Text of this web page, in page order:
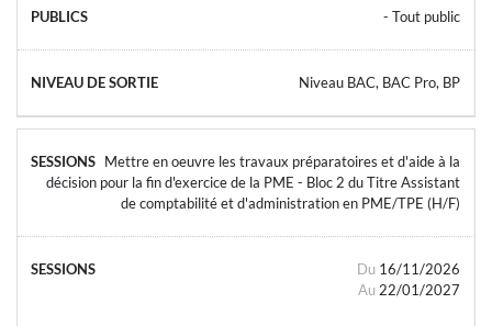
- Tout public
Niveau BAC, BAC Pro, BP
Mettre en oeuvre les travaux préparatoires et d'aide à la
décision pour la fin d'exercice de la PME - Bloc 2 du Titre Assistant
de comptabilité et d'administration en PME/TPE (H/F)
Du 16/11/2026
Au 22/01/2027